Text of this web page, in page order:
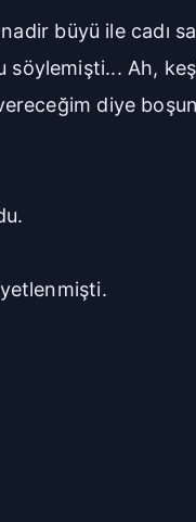
büyü ile cadı
söylemişti... Ah,
diye